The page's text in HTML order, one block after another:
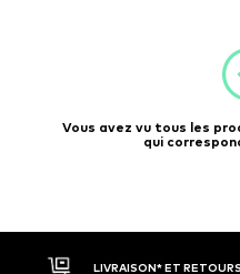
Vous avez vu tous les
qui
LIVRAISON* ET